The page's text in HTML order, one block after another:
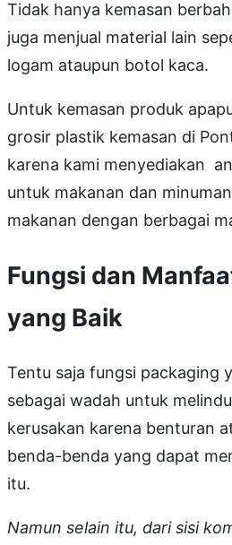
Tidak hanya kemasan
juga menjual material lain
logam ataupun botol kaca.
Untuk kemasan produk
grosir plastik kemasan di
karena kami menyediakan
untuk makanan dan
makanan dengan berbagai
Fungsi dan
yang Baik
Tentu saja fungsi packaging
sebagai wadah untuk
kerusakan karena benturan
benda-benda yang dapat
itu.
Namun selain itu, dari sisi